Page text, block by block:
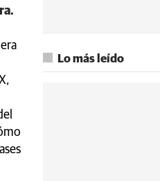
Lo más leído